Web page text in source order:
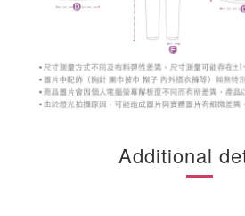
Additional